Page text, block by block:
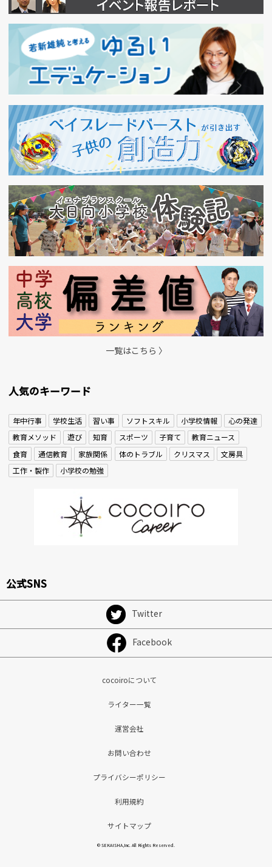
一覧はこちら 〉
人気のキーワード
年中行事 学校生活 習い事 ソフトスキル 小学校情報
心の発達
教育メソッド
遊び 知育 スポーツ 子育て
教育ニュース
食育
通信教育 家族関係 体のトラブル クリスマス
文房具
工作・製作
小学校の勉強
公式SNS
Twitter
Facebook
cocoiroについて
ライター一覧
運営会社
お問い合わせ
プライバシーポリシー
利用規約
サイトマップ
© SEKAISHA,Inc. All Rights Reserved.